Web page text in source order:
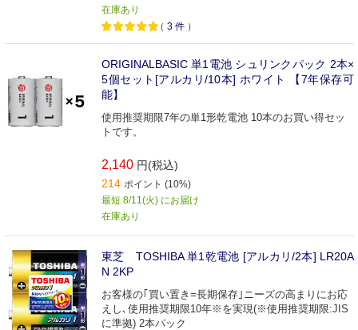
在庫あり
（ 3 件 ）
ORIGINALBASIC 単1電池 シュリンクパック 2本×
5個セット[アルカリ/10本] ホワイト 【7年保存可
能】
使用推奨期限7年の単1形乾電池 10本のお買い得セッ
トです。
2,140 円(税込)
214 ポイント (10%)
最短 8/11(火) にお届け
在庫あり
東芝 TOSHIBA 単1乾電池 [アルカリ/2本] LR20A
N 2KP
お客様の｢買い置き=長期保存｣ニーズの高まりにお応
えし､使用推奨期限10年※を実現(※使用推奨期限:JIS
に準拠) 2本パック